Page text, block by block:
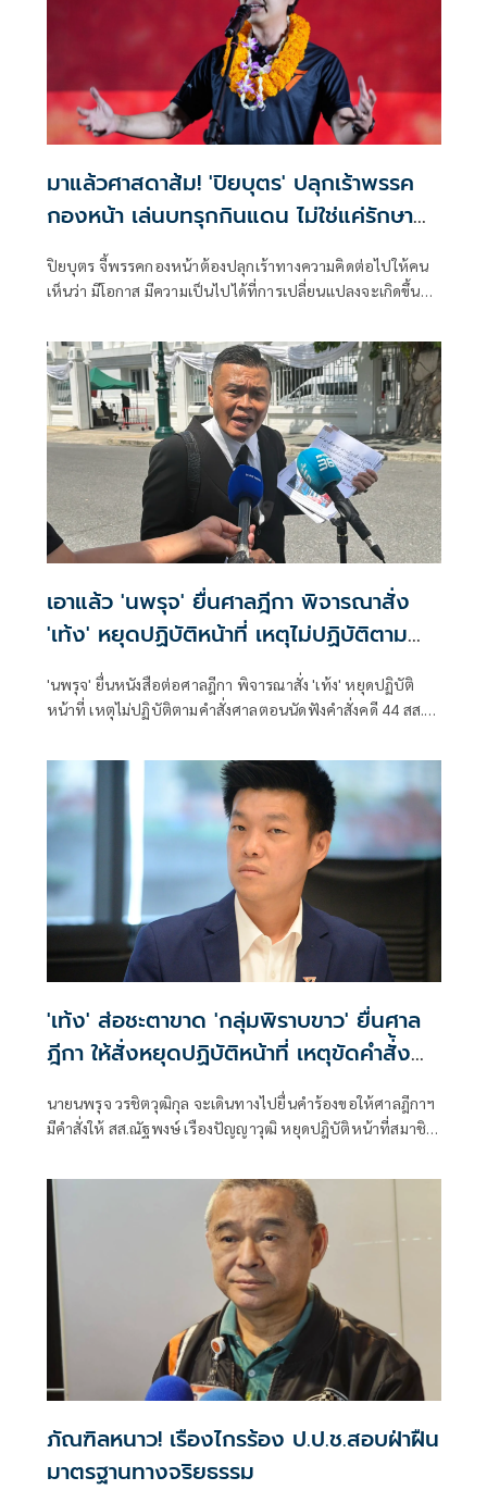
มาแล้วศาสดาส้ม! 'ปิยบุตร' ปลุกเร้าพรรค
กองหน้า เล่นบทรุกกินแดน ไม่ใช่แค่รักษา
ฐานที่มั่น
ปิยบุตร จี้พรรคกองหน้าต้องปลุกเร้าทางความคิดต่อไปให้คน
เห็นว่า มีโอกาส มีความเป็นไปได้ที่การเปลี่ยนแปลงจะเกิดขึ้น
เอาแล้ว 'นพรุจ' ยื่นศาลฎีกา พิจารณาสั่ง
'เท้ง' หยุดปฏิบัติหน้าที่ เหตุไม่ปฏิบัติตามคำ
สั่งศาล
'นพรุจ' ยื่นหนังสือต่อศาลฎีกา พิจารณาสั่ง 'เท้ง' หยุดปฏิบัติ
หน้าที่ เหตุไม่ปฏิบัติตามคำสั่งศาลตอนนัดฟังคำสั่งคดี 44 สส.
เจ้าของประเทศ
'เท้ง' ส่อชะตาขาด 'กลุ่มพิราบขาว' ยื่นศาล
ฎีกา ให้สั่งหยุดปฏิบัติหน้าที่ เหตุขัดคำสั่้ง
นายนพรุจ วรชิตวุฒิกุล จะเดินทางไปยื่นคำร้องขอให้ศาลฎีกาฯ
มีคำสั่งให้ สส.ณัฐพงษ์ เรืองปัญญาวุฒิ หยุดปฎิบัติหน้าที่สมาชิก
ก้าวไกล จากกรณีให้สัมภาษณ์ส่อเซาะกร่อนบ่อนทำลายสถาบัน
อย่างต่อเนื่อง
ภัณฑิลหนาว! เรืองไกรร้อง ป.ป.ช.สอบฝ่าฝืน
มาตรฐานทางจริยธรรม